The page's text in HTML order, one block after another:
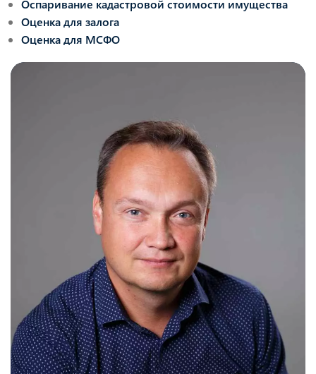
Оспаривание кадастровой стоимости имущества
Оценка для залога
Оценка для МСФО